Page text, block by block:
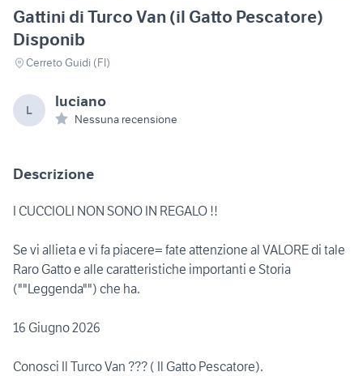
Gattini di Turco Van (il Gatto Pescatore)
Disponib
Cerreto Guidi (FI)
L luciano
Nessuna recensione
Descrizione
I CUCCIOLI NON SONO IN REGALO !!
Se vi allieta e vi fa piacere= fate attenzione al VALORE di tale
Raro Gatto e alle caratteristiche importanti e Storia
(""Leggenda"") che ha.
16 Giugno 2026
Conosci Il Turco Van ??? ( Il Gatto Pescatore).